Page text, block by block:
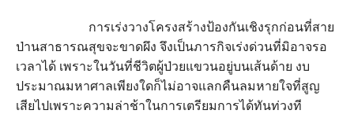
การเร่งวางโครงสร้างป้องกันเชิงรุกก่อนที่สาย
ป่านสาธารณสุขจะขาดผึง จึงเป็นภารกิจเร่งด่วนที่มิอาจรอ
เวลาได้ เพราะในวันที่ชีวิตผู้ป่วยแขวนอยู่บนเส้นด้าย งบ
ประมาณมหาศาลเพียงใดก็ไม่อาจแลกคืนลมหายใจที่สูญ
เสียไปเพราะความล่าช้าในการเตรียมการได้ทันท่วงที